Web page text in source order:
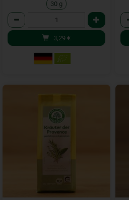
30 g
Anzahl
3,29 €